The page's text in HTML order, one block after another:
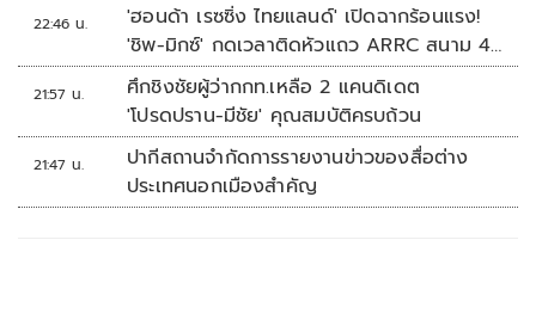
22:46 น.
'ฮอนด้า เรซซิ่ง ไทยแลนด์' เปิดฉากร้อนแรง!
'ชิพ-มิกซ์' กดเวลาติดหัวแถว ARRC สนาม 4
ที่มัลดาลิกา
21:57 น.
ศึกชิงชัยผู้ว่ากกท.เหลือ 2 แคนดิเดต
'โปรดปราน-มีชัย' คุณสมบัติครบถ้วน
21:47 น.
ปากีสถานจำกัดการรายงานข่าวของสื่อต่าง
ประเทศนอกเมืองสำคัญ